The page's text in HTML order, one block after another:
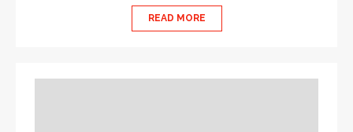
READ MORE